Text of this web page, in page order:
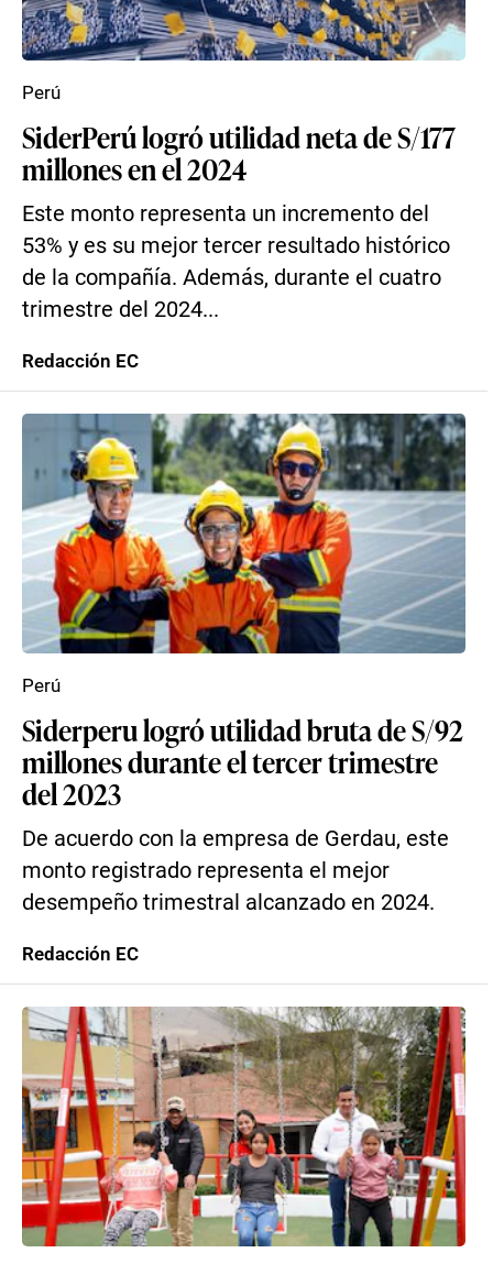
SiderPerú logró utilidad neta de S/177
millones en el 2024
Este monto representa un incremento del
53% y es su mejor tercer resultado histórico
de la compañía. Además, durante el cuatro
trimestre del 2024...
Perú
Redacción EC
Siderperu logró utilidad bruta de S/92
millones durante el tercer trimestre
del 2023
De acuerdo con la empresa de Gerdau, este
monto registrado representa el mejor
desempeño trimestral alcanzado en 2024.
Perú
Redacción EC